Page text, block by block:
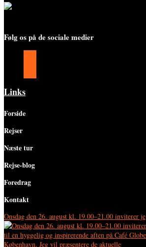
Følg os på de sociale medier
Links
Forside
Rejser
Næste tur
Rejse-blog
Foredrag
Kontakt
Onsdag den 26. august kl. 19.00–21.00 inviterer je